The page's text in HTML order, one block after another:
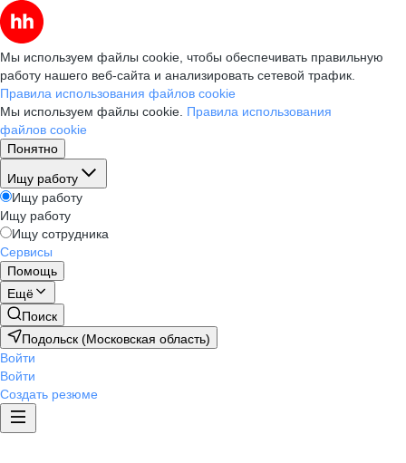
Мы используем файлы cookie, чтобы обеспечивать правильную
работу нашего веб-сайта и анализировать сетевой трафик.
Правила использования файлов cookie
Мы используем файлы cookie. Правила использования
файлов cookie
Понятно
Ищу работу
Ищу работу
Ищу работу
Ищу сотрудника
Сервисы
Помощь
Ещё
Поиск
Подольск (Московская область)
Войти
Войти
Создать резюме